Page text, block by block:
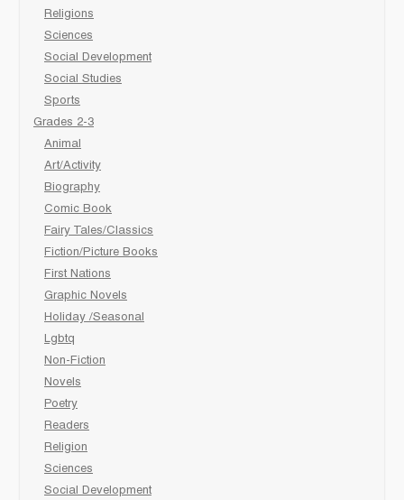
Religions
Sciences
Social Development
Social Studies
Sports
Grades 2-3
Animal
Art/Activity
Biography
Comic Book
Fairy Tales/Classics
Fiction/Picture Books
First Nations
Graphic Novels
Holiday /Seasonal
Lgbtq
Non-Fiction
Novels
Poetry
Readers
Religion
Sciences
Social Development